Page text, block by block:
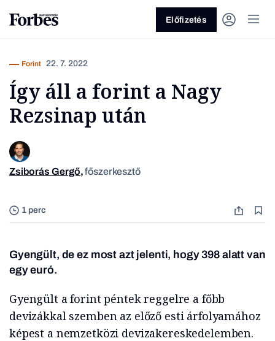
Vagy fedezze fel a következő
Előfizetés
1 perc
Forint 22. 7. 2022
Így áll a forint a Nagy
Rezsinap után
Zsiborás Gergő,főszerkesztő
Gyengült, de ez most azt jelenti, hogy 398 alatt van
egy euró.
Gyengült a forint péntek reggelre a főbb
devizákkal szemben az előző esti árfolyamához
képest a nemzetközi devizakereskedelemben.